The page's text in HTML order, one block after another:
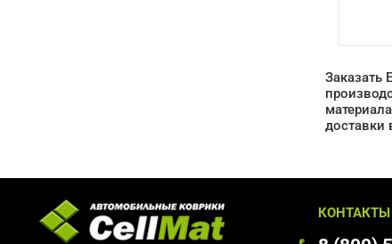
Заказать
доставки
КОНТАКТЫ